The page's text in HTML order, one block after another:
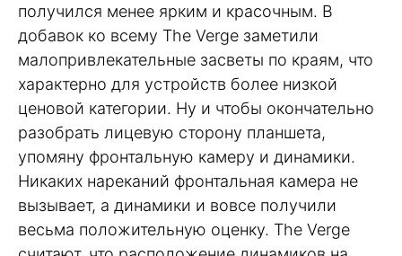
получился менее ярким и красочным. В
добавок ко всему The Verge заметили
малопривлекательные засветы по краям, что
характерно для устройств более низкой
ценовой категории. Ну и чтобы окончательно
разобрать лицевую сторону планшета,
упомяну фронтальную камеру и динамики.
Никаких нареканий фронтальная камера не
вызывает, а динамики и вовсе получили
весьма положительную оценку. The Verge